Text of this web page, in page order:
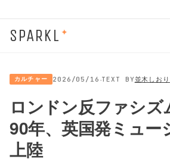
SPARKL ✦
カルチャー 2026/05/16 ·TEXT BY並木しおり
ロンドン反ファシズ
90年、英国発ミュー
上陸